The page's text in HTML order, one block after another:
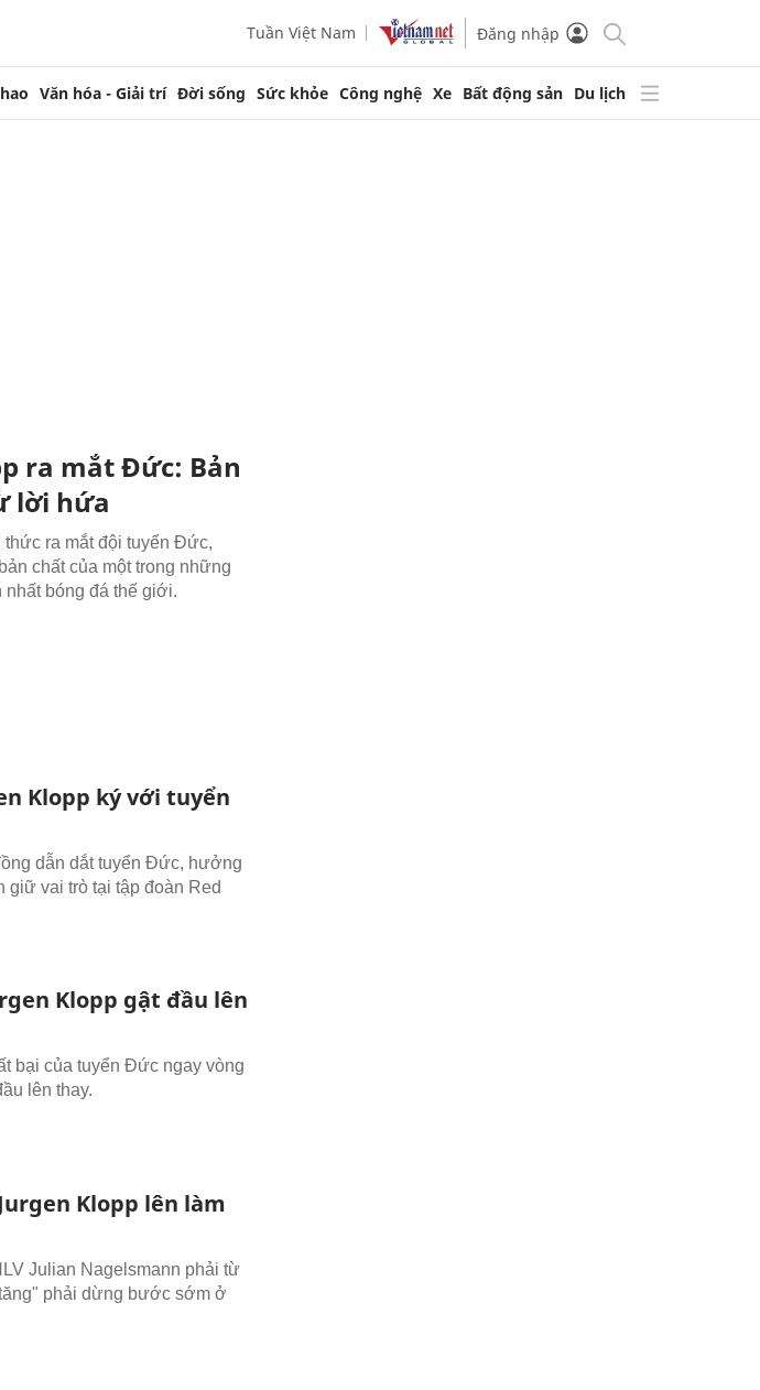
Tuần Việt Nam Đăng nhập
Văn hóa - Giải trí Đời sống Sức khỏe Công nghệ Xe Bất động sản Du lịch
ra mắt Đức: Bản
lời hứa
ra mắt đội tuyển Đức,
chất của một trong những
bóng đá thế giới.
Klopp ký với tuyển
dẫn dắt tuyển Đức, hưởng
giữ vai trò tại tập đoàn Red
Klopp gật đầu lên
bại của tuyển Đức ngay vòng
lên thay.
Klopp lên làm
Julian Nagelsmann phải từ
phải dừng bước sớm ở